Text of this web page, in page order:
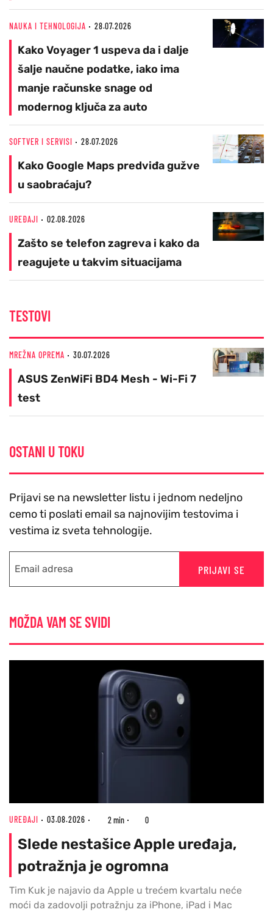
NAUKA I TEHNOLOGIJA 28.07.2026
Kako Voyager 1 uspeva da i dalje
šalje naučne podatke, iako ima
manje računske snage od
modernog ključa za auto
SOFTVER I SERVISI 28.07.2026
Kako Google Maps predviđa gužve
u saobraćaju?
UREĐAJI 02.08.2026
Zašto se telefon zagreva i kako da
reagujete u takvim situacijama
TESTOVI
MREŽNA OPREMA 30.07.2026
ASUS ZenWiFi BD4 Mesh - Wi-Fi 7
test
OSTANI U TOKU
Prijavi se na newsletter listu i jednom nedeljno
cemo ti poslati email sa najnovijim testovima i
vestima iz sveta tehnologije.
PRIJAVI SE
MOŽDA VAM SE SVIDI
UREĐAJI 03.08.2026 2 min 0
Slede nestašice Apple uređaja,
potražnja je ogromna
Tim Kuk je najavio da Apple u trećem kvartalu neće
moći da zadovolji potražnju za iPhone, iPad i Mac